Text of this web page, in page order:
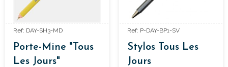
Ref: DAY-SH3-MD
Porte-Mine "Tous
Les Jours"
Ref: P-DAY-BP1-SV
Stylos Tous Les
Jours